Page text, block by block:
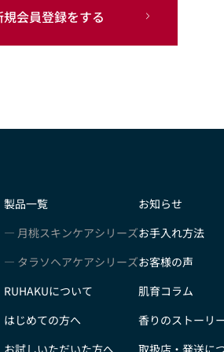
規会員登録をする
製品一覧
月桃スキンケアシリーズ
タラソヘアケアシリーズ
RUHAKUについて
はじめての方へ
お試しいただいた方へ
お知らせ
お手入れ方法
お客様の声
肌育コラム
香りのストーリ
取扱店・発送に